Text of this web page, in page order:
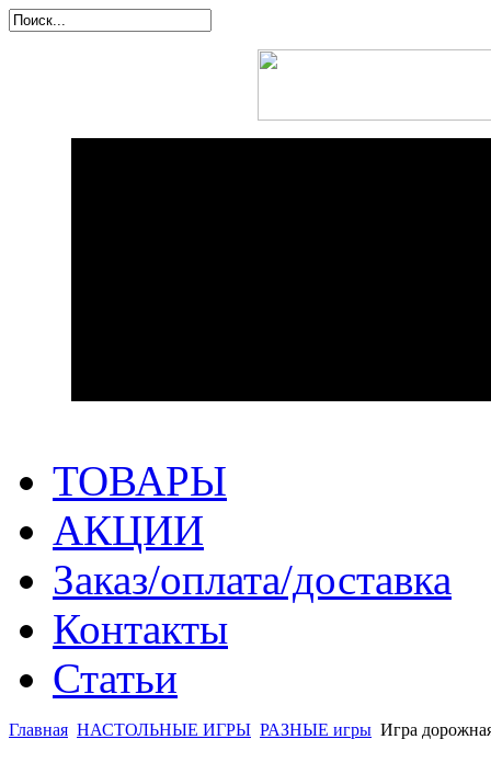
ТОВАРЫ
АКЦИИ
Заказ/оплата/доставка
Контакты
Статьи
Главная НАСТОЛЬНЫЕ ИГРЫ РАЗНЫЕ игры Игра